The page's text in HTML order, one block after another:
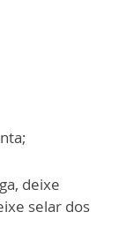
deixe
selar dos